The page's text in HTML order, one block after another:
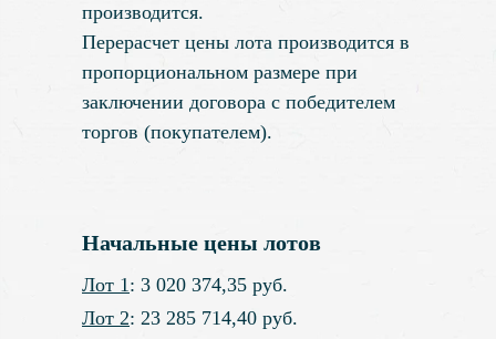
производится.
Перерасчет цены лота производится в
пропорциональном размере при
заключении договора с победителем
торгов (покупателем).
Начальные цены лотов
Лот 1: 3 020 374,35 руб.
Лот 2: 23 285 714,40 руб.